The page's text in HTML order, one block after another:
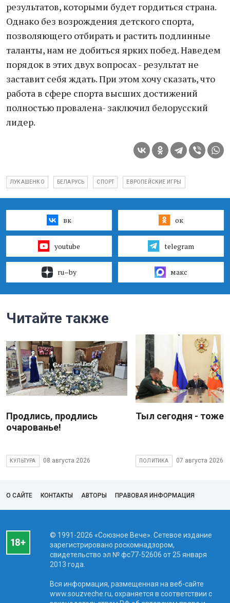
результатов, которыми будет гордиться страна.
Однако без возрождения детского спорта,
позволяющего отбирать и растить подлинные
таланты, нам не добиться ярких побед. Наведем
порядок в этих двух вопросах - результат не
заставит себя ждать. При этом хочу сказать, что
работа в сфере спорта высших достижений
полностью провалена- заключил белорусский
лидер.
ЛУКАШЕНКО БЕЛАРУСЬ СПОРТ ЕВРОПЕЙСКИЕ ИГРЫ
вк ок
youtube telegram
ru–by макс
Читайте также
Продлись, продлись
очарованье!
КУЛЬТУРА 08 августа 2026
Тыл сегодня - тоже
ПОЛИТИКА 07 августа 2026
О САЙТЕ КОНТАКТЫ АВТОРЫ ПРАВОВАЯ ИНФОРМАЦИЯ
© 1991-2026 «Союзное Вече». Сетевое издание
зарегистрировано роскомнадзором,
свидетельство эл № фc77-52606 от 25 января
2013 года.
Вся информация, размещенная на веб-сайте
www.souzveche.ru, охраняется в соответствии с